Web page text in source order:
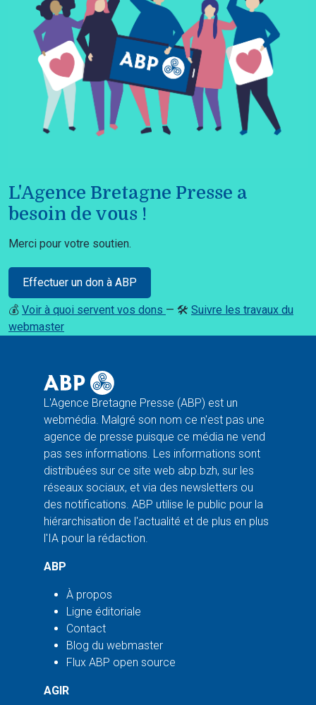
L'Agence Bretagne Presse a
besoin de vous !
Merci pour votre soutien.
Effectuer un don à ABP
💰 Voir à quoi servent vos dons — 🛠️ Suivre les travaux du
webmaster
L'Agence Bretagne Presse (ABP) est un
webmédia. Malgré son nom ce n'est pas une
agence de presse puisque ce média ne vend
pas ses informations. Les informations sont
distribuées sur ce site web abp.bzh, sur les
réseaux sociaux, et via des newsletters ou
des notifications. ABP utilise le public pour la
hiérarchisation de l'actualité et de plus en plus
l'IA pour la rédaction.
ABP
À propos
Ligne éditoriale
Contact
Blog du webmaster
Flux ABP open source
AGIR